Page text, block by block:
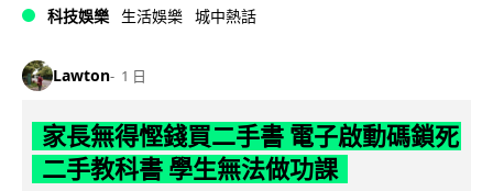
科技娛樂 生活娛樂 城中熱話
Lawton 1 日
家長無得慳錢買二手書 電子啟動碼鎖死
二手教科書 學生無法做功課